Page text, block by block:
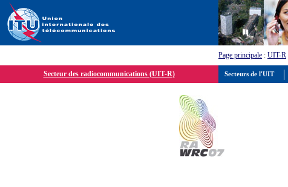
Page principale : UIT-R
Secteur des radiocommunications (UIT-R) Secteurs de l'UIT